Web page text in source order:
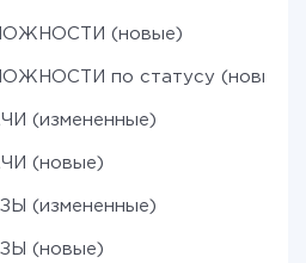
(новые)
по статусу (новые)
(измененные)
(новые)
(измененные)
(новые)